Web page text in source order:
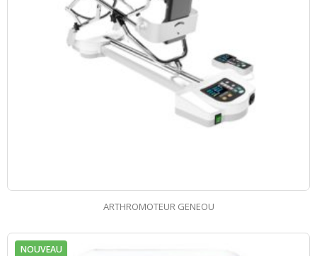
ARTHROMOTEUR GENEOU
NOUVEAU